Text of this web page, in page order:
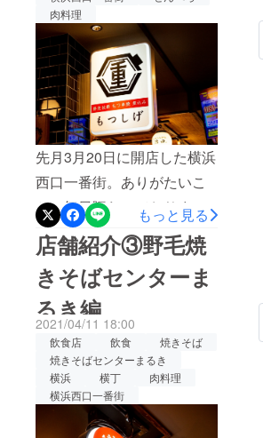
ありました！割ってみると
チーズが伸びて楽しい！サ
クサクふわふわもちもち
で、香りもgoodでした。本
格的な韓国料理が楽しめる
韓兵衛へぜひお越しくださ
い！
＿＿＿＿七軒目は…◇もつ
煮込み専門店沼田(有限会社
珈琲新鮮館)こちらで頂いた
のは・もつ煮込み 味噌仕立
てもつ煮込み専門店のもつ
煮込み、至高でした。深み
のある味噌ベースがやわら
かいモツにしみこんでお
り、一口一口幸せになれま
した＾＾ネギがあることで
また際立つモツの柔らかさ
がまた良かったです！！満
腹でもつ煮込みしか食べら
れなかったのですが、他の
お店の店員さんから「つく
ピーおいしいよ！」という
声が聞こえたので、是非食
べてみてください！他にも
肉料理
先月3月20日に開店した横浜
西口一番街。ありがたいこ
とに毎日賑わっておりま
す！！先日、『一日ですべ
ての店をハシゴしてみた』
企画を行いましたので、ご
報告させていただきます！
＿＿＿＿＿＿＿＿＿＿＿＿
＿＿＿＿＿＿＿＿＿＿＿＿
＿＿＿＿四軒目は…◇もつ
しげ(株式会社ニュールック)
こちらでは・名物塩煮込
もっと見る
店舗紹介③野毛焼
きそばセンターま
るき編
2021/04/11 18:00
飲食店 飲食
焼きそば
焼きそばセンターまるき
横浜
横丁
肉料理
横浜西口一番街